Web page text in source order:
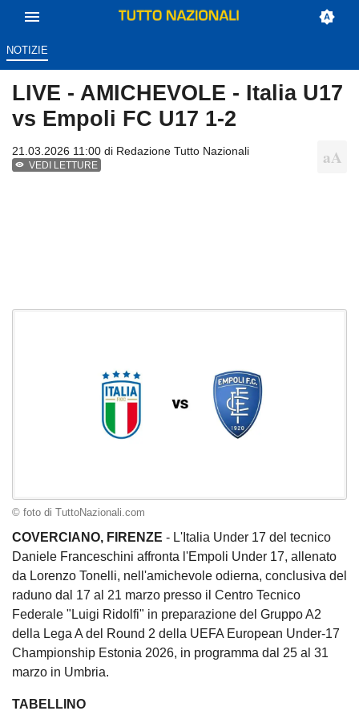
NOTIZIE
LIVE - AMICHEVOLE - Italia U17
vs Empoli FC U17 1-2
21.03.2026 11:00 di Redazione Tutto Nazionali
VEDI LETTURE
© foto di TuttoNazionali.com
COVERCIANO, FIRENZE - L'Italia Under 17 del tecnico
Daniele Franceschini affronta l'Empoli Under 17, allenato
da Lorenzo Tonelli, nell'amichevole odierna, conclusiva del
raduno dal 17 al 21 marzo presso il Centro Tecnico
Federale "Luigi Ridolfi" in preparazione del Gruppo A2
della Lega A del Round 2 della UEFA European Under-17
Championship Estonia 2026, in programma dal 25 al 31
marzo in Umbria.
TABELLINO